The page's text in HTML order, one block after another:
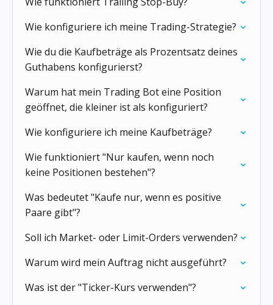
Wie konfiguriere ich meine Trading-Strategie?
Wie du die Kaufbeträge als Prozentsatz deines
Guthabens konfigurierst?
Warum hat mein Trading Bot eine Position
geöffnet, die kleiner ist als konfiguriert?
Wie konfiguriere ich meine Kaufbeträge?
Wie funktioniert "Nur kaufen, wenn noch
keine Positionen bestehen"?
Was bedeutet "Kaufe nur, wenn es positive
Paare gibt"?
Soll ich Market- oder Limit-Orders verwenden?
Warum wird mein Auftrag nicht ausgeführt?
Was ist der "Ticker-Kurs verwenden"?